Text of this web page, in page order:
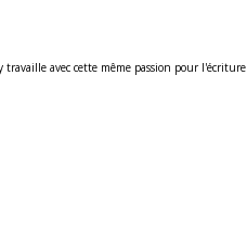
avec cette même passion pour